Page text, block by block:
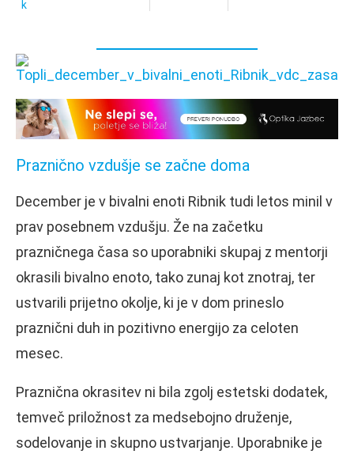
Praznično vzdušje se začne doma
December je v bivalni enoti Ribnik tudi letos minil v
prav posebnem vzdušju. Že na začetku
prazničnega časa so uporabniki skupaj z mentorji
okrasili bivalno enoto, tako zunaj kot znotraj, ter
ustvarili prijetno okolje, ki je v dom prineslo
praznični duh in pozitivno energijo za celoten
mesec.
Praznična okrasitev ni bila zgolj estetski dodatek,
temveč priložnost za medsebojno druženje,
sodelovanje in skupno ustvarjanje. Uporabnike je